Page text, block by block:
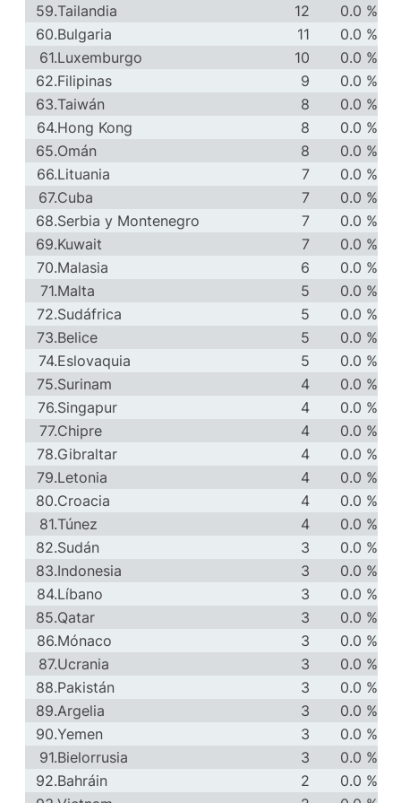
59.Tailandia 12
0.0 %
60.Bulgaria 11
0.0 %
61.Luxemburgo 10
0.0 %
62.Filipinas 9
0.0 %
63.Taiwán 8
0.0 %
64.Hong Kong 8
0.0 %
65.Omán 8
0.0 %
66.Lituania 7
0.0 %
67.Cuba 7
0.0 %
68.Serbia y Montenegro 7
0.0 %
69.Kuwait 7
0.0 %
70.Malasia 6
0.0 %
71.Malta 5
0.0 %
72.Sudáfrica 5
0.0 %
73.Belice 5
0.0 %
74.Eslovaquia 5
0.0 %
75.Surinam 4
0.0 %
76.Singapur 4
0.0 %
77.Chipre 4
0.0 %
78.Gibraltar 4
0.0 %
79.Letonia 4
0.0 %
80.Croacia 4
0.0 %
81.Túnez 4
0.0 %
82.Sudán 3
0.0 %
83.Indonesia 3
0.0 %
84.Líbano 3
0.0 %
85.Qatar 3
0.0 %
86.Mónaco 3
0.0 %
87.Ucrania 3
0.0 %
88.Pakistán 3
0.0 %
89.Argelia 3
0.0 %
90.Yemen 3
0.0 %
91.Bielorrusia 3
0.0 %
92.Bahráin 2
0.0 %